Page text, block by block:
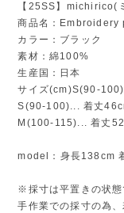
【25SS】michirico(
商品名：
カラー：ブラック
素材：綿100%
生産国：日本
サイズ(cm)S(90-
S(90-100)... 着丈
M(100-115)... 着丈
model：身長138cm
※採寸は平置きの状態
手作業での採寸の為